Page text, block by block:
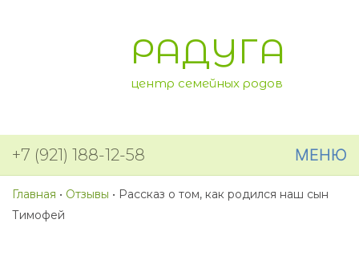
РАДУГА
центр семейных родов
+7 (921) 188-12-58 МЕНЮ
Главная • Отзывы • Рассказ о том, как родился наш сын
Тимофей